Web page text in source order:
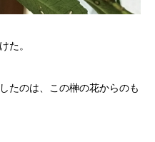
た。
たのは、この榊の花からのも